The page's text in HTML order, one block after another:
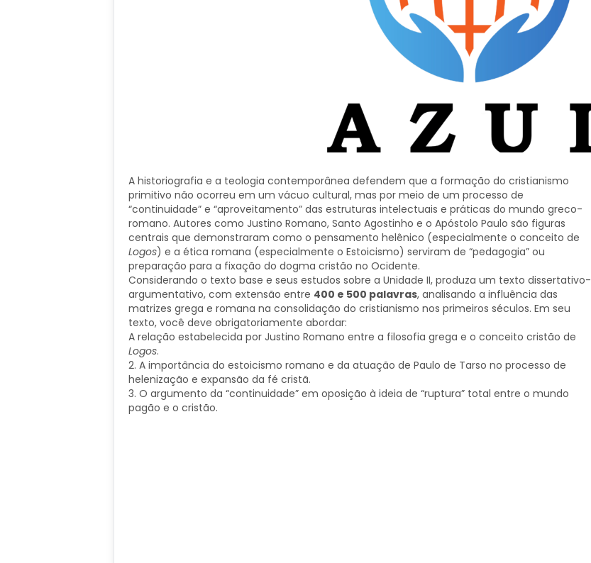
A historiografia e a teologia contemporânea defendem que a formação do cristianismo
primitivo não ocorreu em um vácuo cultural, mas por meio de um processo de
“continuidade” e “aproveitamento” das estruturas intelectuais e práticas do mundo greco-
romano. Autores como Justino Romano, Santo Agostinho e o Apóstolo Paulo são figuras
centrais que demonstraram como o pensamento helênico (especialmente o conceito de
Logos) e a ética romana (especialmente o Estoicismo) serviram de “pedagogia” ou
preparação para a fixação do dogma cristão no Ocidente.
Considerando o texto base e seus estudos sobre a Unidade II, produza um texto dissertativo-
argumentativo, com extensão entre 400 e 500 palavras, analisando a influência das
matrizes grega e romana na consolidação do cristianismo nos primeiros séculos. Em seu
texto, você deve obrigatoriamente abordar:
A relação estabelecida por Justino Romano entre a filosofia grega e o conceito cristão de
Logos.
2. A importância do estoicismo romano e da atuação de Paulo de Tarso no processo de
helenização e expansão da fé cristã.
3. O argumento da “continuidade” em oposição à ideia de “ruptura” total entre o mundo
pagão e o cristão.